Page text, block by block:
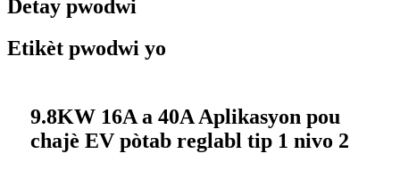
Detay pwodwi
Etikèt pwodwi yo
9.8KW 16A a 40A Aplikasyon pou
chajè EV pòtab reglabl tip 1 nivo 2